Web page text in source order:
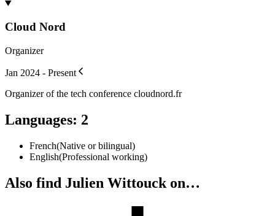
Cloud Nord
Organizer
Jan 2024 - Present
Organizer of the tech conference cloudnord.fr
Languages: 2
French(Native or bilingual)
English(Professional working)
Also find Julien Wittouck on…